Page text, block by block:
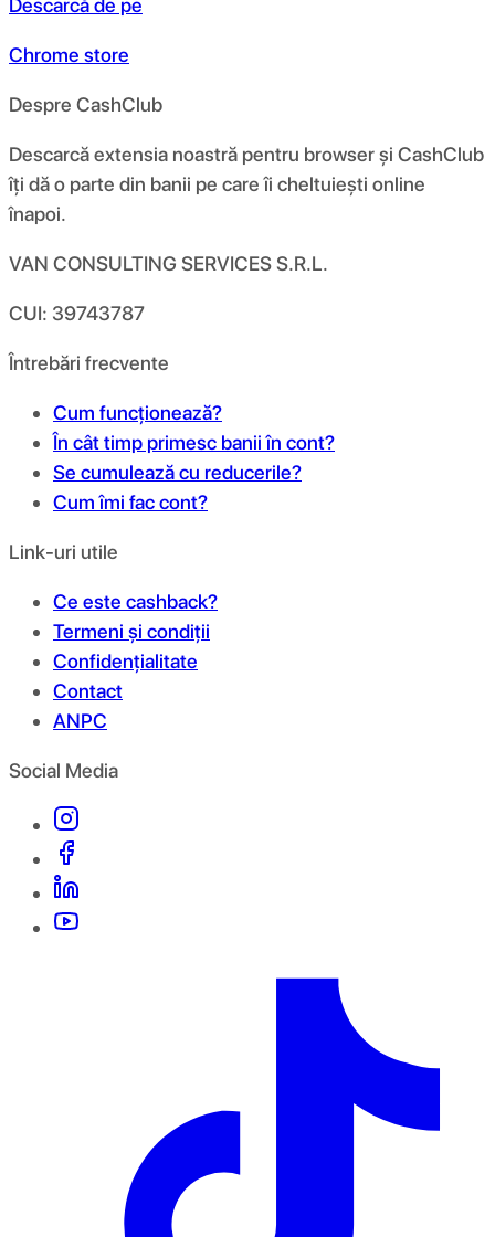
Descarcă de pe
Chrome store
Despre CashClub
Descarcă extensia noastră pentru browser și CashClub
îți dă o parte din banii pe care îi cheltuiești online
înapoi.
VAN CONSULTING SERVICES S.R.L.
CUI: 39743787
Întrebări frecvente
Cum funcționează?
În cât timp primesc banii în cont?
Se cumulează cu reducerile?
Cum îmi fac cont?
Link-uri utile
Ce este cashback?
Termeni și condiții
Confidențialitate
Contact
ANPC
Social Media